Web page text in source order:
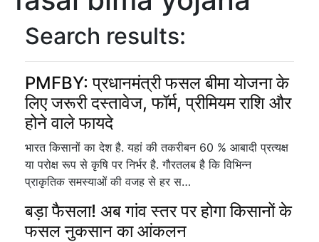
Search results:
PMFBY: प्रधानमंत्री फसल बीमा योजना के
लिए जरूरी दस्तावेज, फॉर्म, प्रीमियम राशि और
होने वाले फायदे
भारत किसानों का देश है. यहां की तकरीबन 60 % आबादी प्रत्यक्ष
या परोक्ष रूप से कृषि पर निर्भर है. गौरतलब है कि विभिन्न
प्राकृतिक समस्याओं की वजह से हर स…
बड़ा फैसला! अब गांव स्तर पर होगा किसानों के
फसल नुकसान का आंकलन